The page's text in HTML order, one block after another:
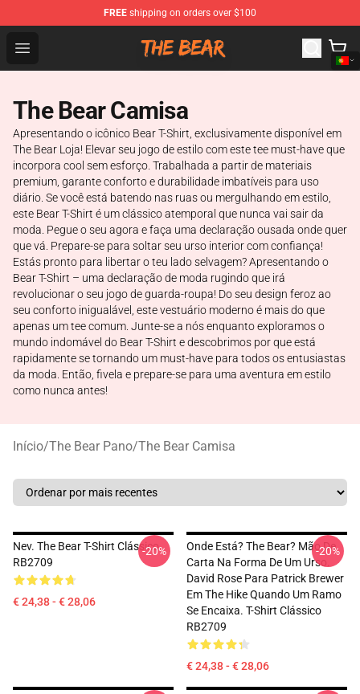
FREE shipping on orders over $100
Open menu
The Bear Shop - Official The Bear Merchandise Store
The Bear Camisa
Apresentando o icônico Bear T-Shirt, exclusivamente disponível em
The Bear Loja! Elevar seu jogo de estilo com este tee must-have que
incorpora cool sem esforço. Trabalhada a partir de materiais
premium, garante conforto e durabilidade imbatíveis para uso
diário. Se você está batendo nas ruas ou mergulhando em estilo,
este Bear T-Shirt é um clássico atemporal que nunca vai sair da
moda. Pegue o seu agora e faça uma declaração ousada onde quer
que vá. Prepare-se para soltar seu urso interior com confiança!
Estás pronto para libertar o teu lado selvagem? Apresentando o
Bear T-Shirt – uma declaração de moda rugindo que irá
revolucionar o seu jogo de guarda-roupa! Do seu design feroz ao
seu conforto inigualável, este vestuário moderno é mais do que
apenas um tee comum. Junte-se a nós enquanto exploramos o
mundo indomável do Bear T-Shirt e descobrimos por que está
rapidamente se tornando um must-have para todos os entusiastas
da moda. Então, fivela e prepare-se para uma aventura em estilo
como nunca antes!
Início/The Bear Pano/The Bear Camisa
Nev. The Bear T-Shirt Clássico
RB2709
€ 24,38 - € 28,06
-20%
Onde Está? The Bear? Mão De
Carta Na Forma De Um Urso.
David Rose Para Patrick Brewer
Em The Hike Quando Um Ramo
Se Encaixa. T-Shirt Clássico
RB2709
€ 24,38 - € 28,06
-20%